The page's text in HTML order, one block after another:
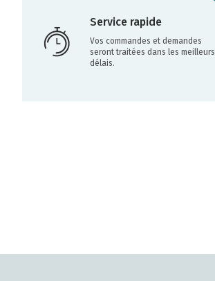
Service rapide
Vos commandes et demandes
seront traitées dans les meilleurs
délais.